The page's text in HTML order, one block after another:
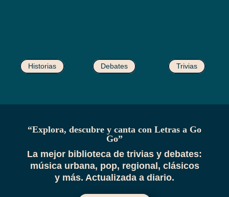
Historias Debates Trivias
“Explora, descubre y canta con Letras a Go
Go”
La mejor biblioteca de trivias y debates:
música urbana, pop, regional, clásicos
y más. Actualizada a diario.